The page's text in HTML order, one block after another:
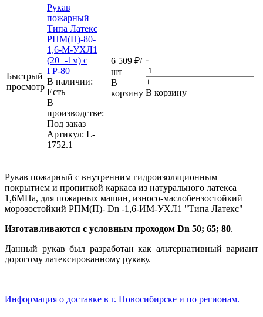
Быстрый
просмотр
Рукав
пожарный
Типа Латекс
РПМ(П)-80-
1,6-М-УХЛ1
(20+-1м) с
ГР-80
В наличии:
Eсть
В
производстве:
Под заказ
Артикул: L-
1752.1
6 509 ₽/
шт
В
корзину
-
+
В корзину
Рукав пожарный с внутренним гидроизоляционным
покрытием и пропиткой каркаса из натурального латекса
1,6МПа, для пожарных машин, износо-маслобензостойкий
морозостойкий РПМ(П)- Dn -1,6-ИМ-УХЛ1 "Типа Латекс"
Изготавливаются с условным проходом Dn 50; 65; 80.
Данный рукав был разработан как альтернативный вариант
дорогому латексированному рукаву.
Информация о доставке в г. Новосибирске и по регионам.